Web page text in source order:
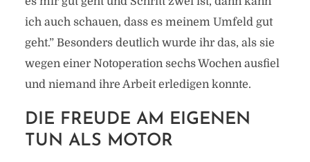
ich auch schauen, dass es meinem Umfeld gut
geht.” Besonders deutlich wurde ihr das, als sie
wegen einer Notoperation sechs Wochen ausfiel
und niemand ihre Arbeit erledigen konnte.
DIE FREUDE AM EIGENEN
TUN ALS MOTOR